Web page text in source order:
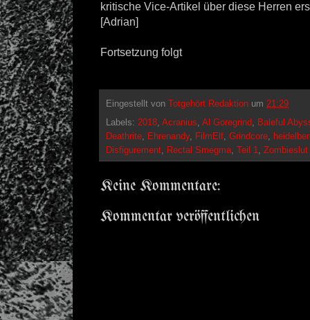
kritische Vice-Artikel über diese Herren
[Adrian]
Fortsetzung folgt
Eingestellt von Totgehört Redaktion um 21:29
Labels: 2018 Acranius Al Goregrind Baleful
Deathrite Ehrenandy, FilmElf Grindcore
Disfigurement Rectal Smegma Teil 1 Zombieslut
Keine Kommentare:
Kommentar veröffentlichen